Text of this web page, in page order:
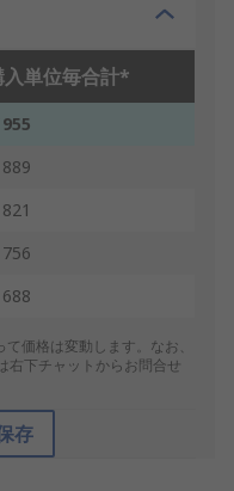
入単位毎合計*
955
889
821
756
688
価格は変動します。なお、
右下チャットからお問合せ
存